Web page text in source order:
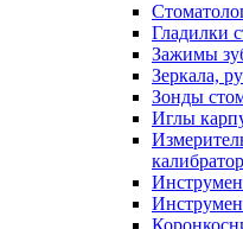
Гладилки
Зажимы
Зеркала,
Зонды
Иглы